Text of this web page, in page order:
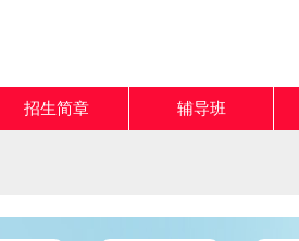
招生简章 辅导班